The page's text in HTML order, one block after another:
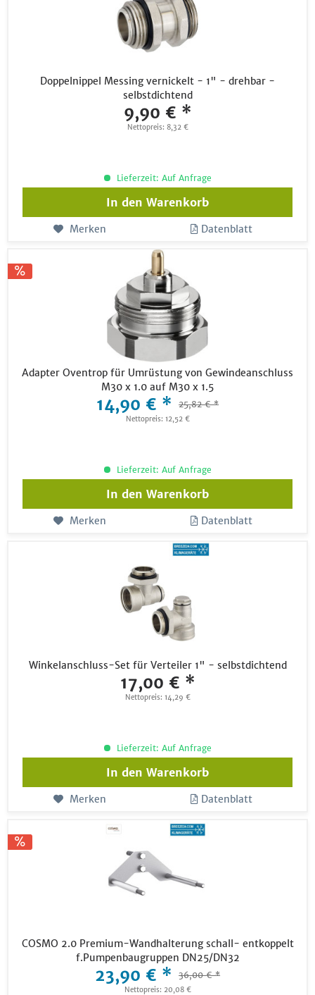
Doppelnippel Messing vernickelt - 1" - drehbar -
selbstdichtend
9,90 € *
Nettopreis: 8,32 €
Lieferzeit: Auf Anfrage
In den Warenkorb
Merken Datenblatt
Adapter Oventrop für Umrüstung von Gewindeanschluss
M30 x 1.0 auf M30 x 1.5
14,90 € * 25,82 € *
Nettopreis: 12,52 €
Lieferzeit: Auf Anfrage
In den Warenkorb
Merken Datenblatt
Winkelanschluss-Set für Verteiler 1" - selbstdichtend
17,00 € *
Nettopreis: 14,29 €
Lieferzeit: Auf Anfrage
In den Warenkorb
Merken Datenblatt
COSMO 2.0 Premium-Wandhalterung schall- entkoppelt
f.Pumpenbaugruppen DN25/DN32
23,90 € * 36,00 € *
Nettopreis: 20,08 €